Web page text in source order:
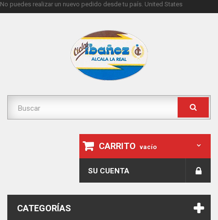
No puedes realizar un nuevo pedido desde tu país. United States
CARRITO vacío
SU CUENTA
CATEGORÍAS